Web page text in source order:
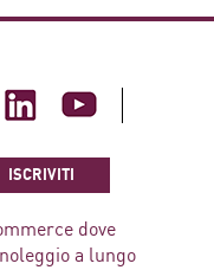
ISCRIVITI
dove
a lungo